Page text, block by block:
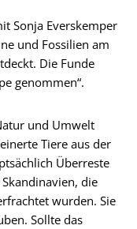
Sonja Everskemper
und Fossilien am
Die Funde
genommen“.
und Umwelt
Tiere aus der
Überreste
die
wurden. Sie
Sollte das